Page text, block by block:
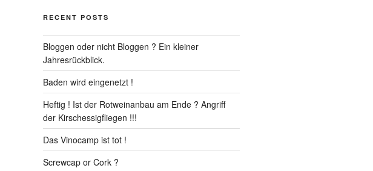
RECENT POSTS
Bloggen oder nicht Bloggen ? Ein kleiner
Jahresrückblick.
Baden wird eingenetzt !
Heftig ! Ist der Rotweinanbau am Ende ? Angriff
der Kirschessigfliegen !!!
Das Vinocamp ist tot !
Screwcap or Cork ?